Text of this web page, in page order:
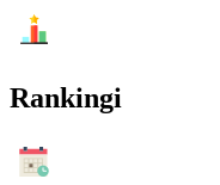
Menu
Rankingi
Menu